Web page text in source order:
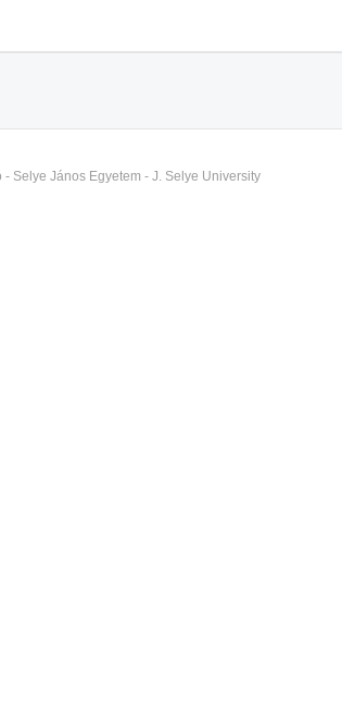
Selye János Egyetem - J. Selye University